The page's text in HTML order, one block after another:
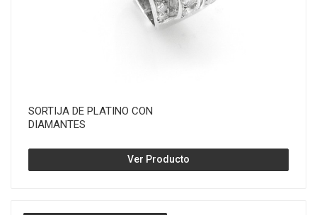
SORTIJA DE PLATINO CON
DIAMANTES
Ver Producto